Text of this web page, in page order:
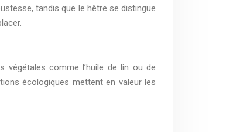
tandis que le hêtre se distingue
végétales comme l’huile de lin ou de
écologiques mettent en valeur les